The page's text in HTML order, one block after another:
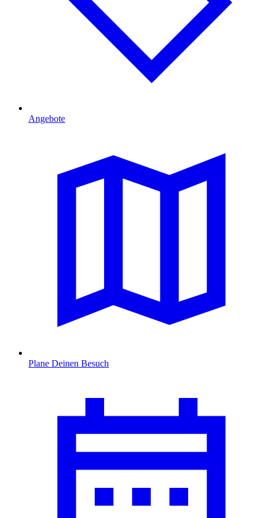
Angebote
Plane Deinen Besuch